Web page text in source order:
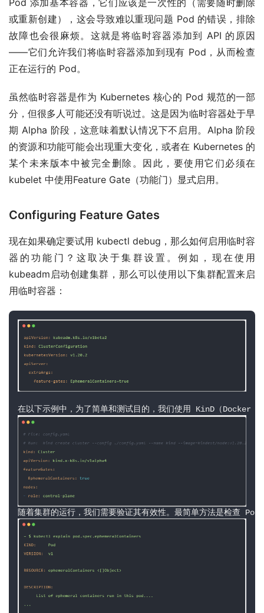
Pod 添加基本容器，它们应该是一次性的（需要随时删除
或重新创建），这会导致难以重现问题 Pod 的错误，排除
故障也会很麻烦。这就是将临时容器添加到 API 的原因
——它们允许我们将临时容器添加到现有 Pod，从而检查
正在运行的 Pod。
虽然临时容器是作为 Kubernetes 核心的 Pod 规范的一部
分，但很多人可能还没有听说过。这是因为临时容器处于早
期 Alpha 阶段，这意味着默认情况下不启用。Alpha 阶段
的资源和功能可能会出现重大变化，或者在 Kubernetes 的
某个未来版本中被完全删除。因此，要使用它们必须在
kubelet 中使用Feature Gate（功能门）显式启用。
Configuring Feature Gates
现在如果确定要试用 kubectl debug，那么如何启用临时容
器的功能门？这取决于集群设置。例如，现在使用
kubeadm启动创建集群，那么可以使用以下集群配置来启
用临时容器：